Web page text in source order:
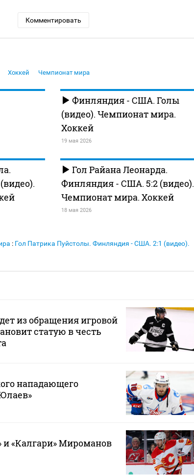
Комментировать
Хоккей Чемпионат мира
Финляндия - США. Голы
(видео). Чемпионат мира.
Хоккей
19 мая 2026
Гол Райана Леонарда.
Финляндия - США. 5:2 (видео).
Чемпионат мира. Хоккей
18 мая 2026
: Гол Патрика Пуйстолы. Финляндия - США. 2:1 (видео).
из обращения игровой
статую в честь
нападающего
и «Калгари» Мироманов